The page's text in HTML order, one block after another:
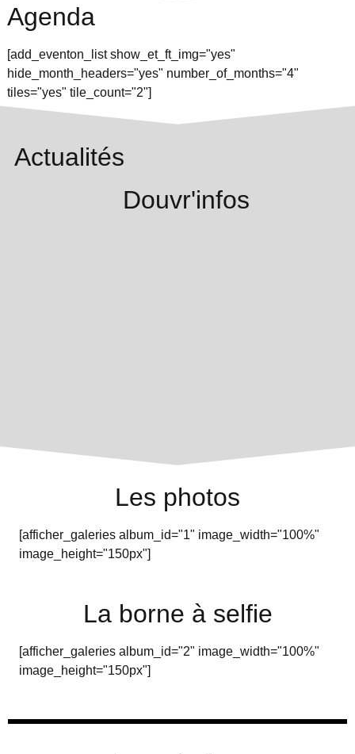
Agenda
[add_eventon_list show_et_ft_img="yes"
hide_month_headers="yes" number_of_months="4"
tiles="yes" tile_count="2"]
Actualités
Douvr'infos
Les photos
[afficher_galeries album_id="1" image_width="100%"
image_height="150px"]
La borne à selfie
[afficher_galeries album_id="2" image_width="100%"
image_height="150px"]